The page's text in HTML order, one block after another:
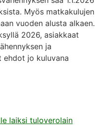
Myös matkakulujen
vuoden alusta alkaen.
2026, asiakkaat
ja
ehdot jo kuluvana
laiksi tuloverolain